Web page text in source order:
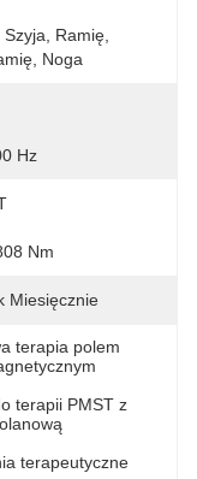
Szyja, Ramię,
Noga
Hz
Nm
Miesięcznie
terapia polem
terapii PMST z
terapeutyczne